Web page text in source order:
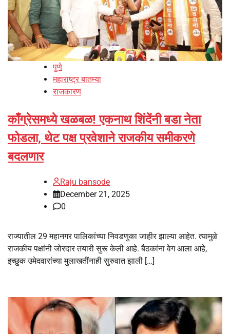
पुणे
महाराष्ट्र बातम्या
राजकारण
काँग्रेसमध्ये खळबळ! एकनाथ शिंदेंनी बडा नेता
फोडला, थेट पक्ष प्रवेशाने राजकीय समीकरणे
बदलणार
Raju bansode
December 21, 2025
0
राज्यातील 29 महानगर पालिकांच्या निवडणुका जाहीर झाल्या आहेत. त्यामुळे
राजकीय पक्षांनी जोरदार तयारी सुरू केली आहे. बैठकांना वेग आला आहे,
इच्छुक उमेदवारांच्या मुलाखतींनाही सुरुवात झाली […]